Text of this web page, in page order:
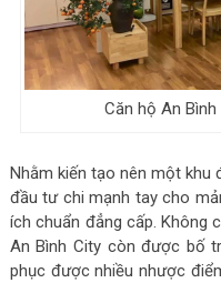
Căn hộ An
Nhằm kiến tạo nên một khu
đầu tư chi mạnh tay cho
ích chuẩn đẳng cấp. Không
An Bình City còn được bố
phục được nhiều nhược